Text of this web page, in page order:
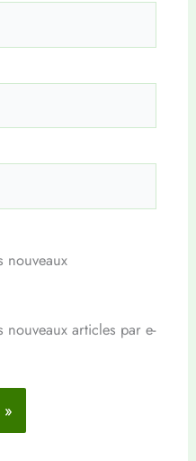
nouveaux
nouveaux articles par e-